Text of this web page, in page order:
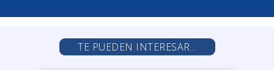
TE PUEDEN INTERESAR...